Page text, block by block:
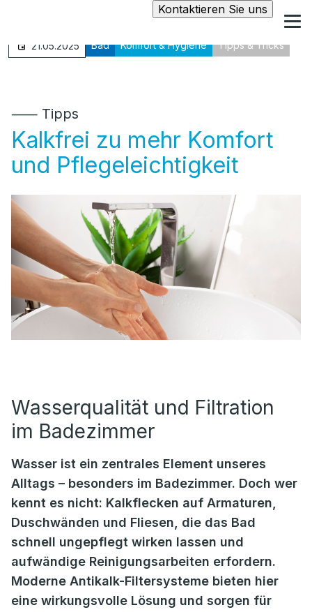
Kontaktieren Sie uns
21.05.2025 Bad Komfort & Hygiene Tipps & Tricks
⸺ Tipps
Kalkfrei zu mehr Komfort
und Pflegeleichtigkeit
Wasserqualität und Filtration
im Badezimmer
Wasser ist ein zentrales Element unseres
Alltags – besonders im Badezimmer. Doch wer
kennt es nicht: Kalkflecken auf Armaturen,
Duschwänden und Fliesen, die das Bad
schnell ungepflegt wirken lassen und
aufwändige Reinigungsarbeiten erfordern.
Moderne Antikalk-Filtersysteme bieten hier
eine wirkungsvolle Lösung und sorgen für